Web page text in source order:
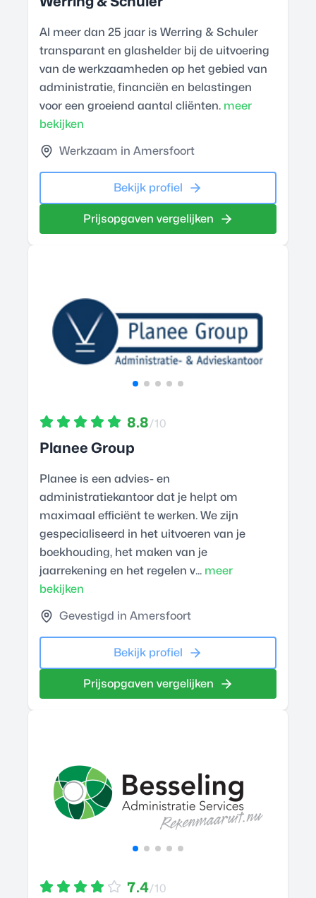
Al meer dan 25 jaar is Werring & Schuler
transparant en glashelder bij de uitvoering
van de werkzaamheden op het gebied van
administratie, financiën en belastingen
voor een groeiend aantal cliënten. meer
bekijken
Werkzaam in Amersfoort
Bekijk profiel
Prijsopgaven vergelijken
8.8/10
Planee Group
Planee is een advies- en
administratiekantoor dat je helpt om
maximaal efficiënt te werken. We zijn
gespecialiseerd in het uitvoeren van je
boekhouding, het maken van je
jaarrekening en het regelen v... meer
bekijken
Gevestigd in Amersfoort
Bekijk profiel
Prijsopgaven vergelijken
7.4/10